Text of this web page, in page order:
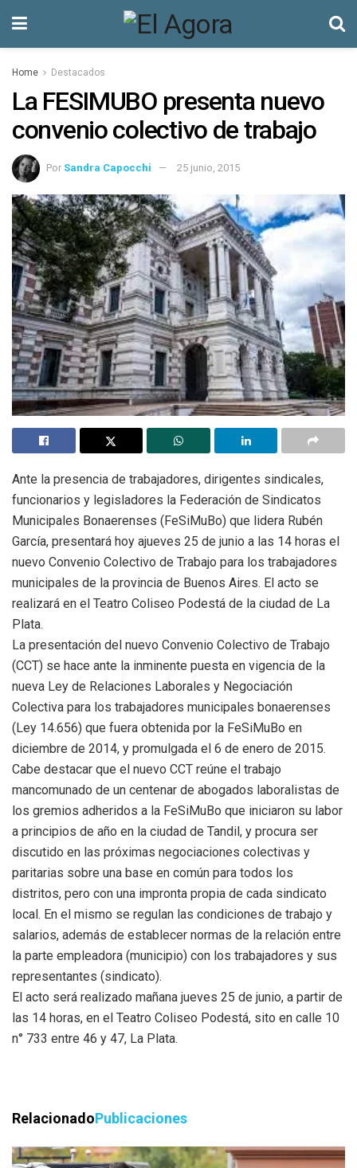
Home Destacados
La FESIMUBO presenta nuevo
convenio colectivo de trabajo
Por Sandra Capocchi 25 junio, 2015
Ante la presencia de trabajadores, dirigentes sindicales,
funcionarios y legisladores la Federación de Sindicatos
Municipales Bonaerenses (FeSiMuBo) que lidera Rubén
García, presentará hoy ajueves 25 de junio a las 14 horas el
nuevo Convenio Colectivo de Trabajo para los trabajadores
municipales de la provincia de Buenos Aires. El acto se
realizará en el Teatro Coliseo Podestá de la ciudad de La
Plata.
La presentación del nuevo Convenio Colectivo de Trabajo
(CCT) se hace ante la inminente puesta en vigencia de la
nueva Ley de Relaciones Laborales y Negociación
Colectiva para los trabajadores municipales bonaerenses
(Ley 14.656) que fuera obtenida por la FeSiMuBo en
diciembre de 2014, y promulgada el 6 de enero de 2015.
Cabe destacar que el nuevo CCT reúne el trabajo
mancomunado de un centenar de abogados laboralistas de
los gremios adheridos a la FeSiMuBo que iniciaron su labor
a principios de año en la ciudad de Tandil, y procura ser
discutido en las próximas negociaciones colectivas y
paritarias sobre una base en común para todos los
distritos, pero con una impronta propia de cada sindicato
local. En el mismo se regulan las condiciones de trabajo y
salarios, además de establecer normas de la relación entre
la parte empleadora (municipio) con los trabajadores y sus
representantes (sindicato).
El acto será realizado mañana jueves 25 de junio, a partir de
las 14 horas, en el Teatro Coliseo Podestá, sito en calle 10
n° 733 entre 46 y 47, La Plata.
RelacionadoPublicaciones